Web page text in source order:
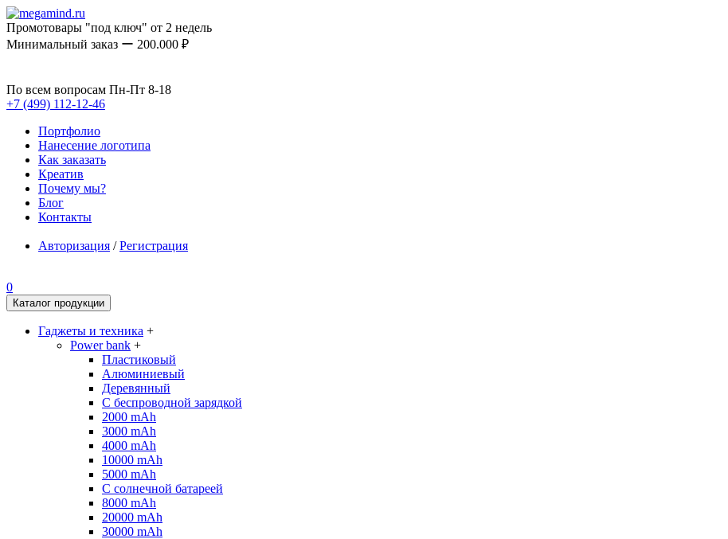
Промотовары "под ключ" от 2 недель
Минимальный заказ ー 200.000 ₽
По всем вопросам Пн-Пт 8-18
+7 (499) 112-12-46
Портфолио
Нанесение логотипа
Как заказать
Креатив
Почему мы?
Блог
Контакты
Авторизация /Регистрация
0
Каталог продукции
Гаджеты и техника +
Power bank +
Пластиковый
Алюминиевый
Деревянный
С беспроводной зарядкой
2000 mAh
3000 mAh
4000 mAh
10000 mAh
5000 mAh
С солнечной батареей
8000 mAh
20000 mAh
30000 mAh